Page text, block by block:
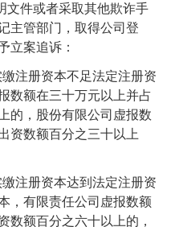
文件或者采取其他欺诈手
主管部门，取得公司登
立案追诉：
注册资本不足法定注册资
数额在三十万元以上并占
的，股份有限公司虚报数
资数额百分之三十以上
注册资本达到法定注册资
，有限责任公司虚报数额
数额百分之六十以上的，